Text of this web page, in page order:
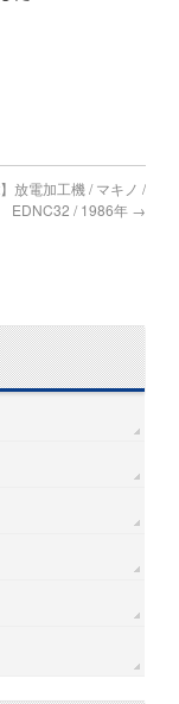
放電加工機 / マキノ /
EDNC32 / 1986年 →